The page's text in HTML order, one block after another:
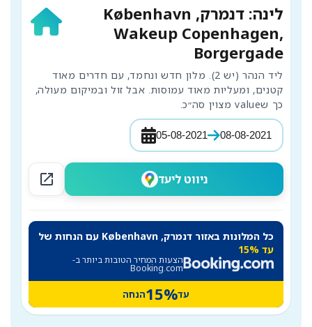
לינה: דנמרק, København
Wakeup Copenhagen,
Borgergade
כך שvalue מצוין סה״כ.
05-08-2021 08-08-2021
open_in_new ניווט ליעד
כל המלונות באזור דנמרק, København עם הנחות של
עד 15%
הצעות המחיר הטובות ביותר ב-
Booking.com
עד15%הנחה